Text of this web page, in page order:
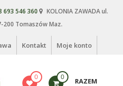
693 546 360
KOLONIA ZAWADA ul.
200 Tomaszów Maz.
Kontakt Moje konto
0 0 RAZEM